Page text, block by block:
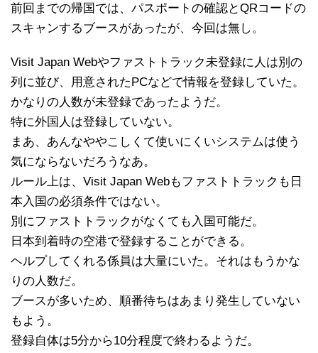
前回までの帰国では、パスポートの確認とQRコードの
スキャンするブースがあったが、今回は無し。
Visit Japan Webやファストトラック未登録に人は別の
列に並び、用意されたPCなどで情報を登録していた。
かなりの人数が未登録であったようだ。
特に外国人は登録していない。
まあ、あんなややこしくて使いにくいシステムは使う
気にならないだろうなあ。
ルール上は、Visit Japan Webもファストトラックも日
本入国の必須条件ではない。
別にファストトラックがなくても入国可能だ。
日本到着時の空港で登録することができる。
ヘルプしてくれる係員は大量にいた。それはもうかな
りの人数だ。
ブースが多いため、順番待ちはあまり発生していない
もよう。
登録自体は5分から10分程度で終わるようだ。